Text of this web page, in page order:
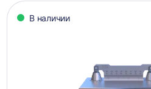
В наличии